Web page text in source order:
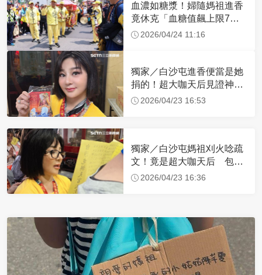
血濃如糖漿！婦隨媽祖進香
竟休克「血糖值飆上限7
倍」 醫曝原因
2026/04/24 11:16
獨家／白沙屯進香便當是她
捐的！超大咖天后見證神
蹟 一靠近媽祖就爆哭
2026/04/23 16:53
獨家／白沙屯媽祖刈火唸疏
文！竟是超大咖天后 包尿
布忍尿5小時不喊累
2026/04/23 16:36